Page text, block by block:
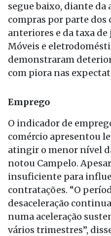
segue baixo, diante da
compras por parte dos
anteriores e da taxa de
Móveis e
demonstraram
com piora nas
Emprego
O indicador de
comércio apresentou
atingir o menor nível
notou Campelo.
insuficiente para
contratações. “O
desaceleração
numa aceleração
vários trimestres”,